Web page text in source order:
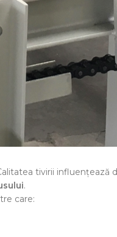
tivirii influențează
.
care: